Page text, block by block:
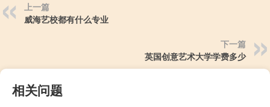
上一篇
威海艺校都有什么专业
下一篇
英国创意艺术大学学费多少
相关问题